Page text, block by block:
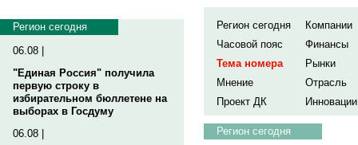
Регион сегодня
06.08 |
"Единая Россия" получила
первую строку в
избирательном бюллетене на
выборах в Госдуму
06.08 |
Регион сегодня
Компании
Часовой пояс
Финансы
Тема номера
Рынки
Мнение
Отрасль
Проект ДК
Инновации
Регион сегодня